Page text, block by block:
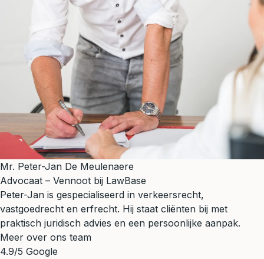
Mr. Peter-Jan De Meulenaere
Advocaat – Vennoot bij LawBase
Peter-Jan is gespecialiseerd in verkeersrecht,
vastgoedrecht en erfrecht. Hij staat cliënten bij met
praktisch juridisch advies en een persoonlijke aanpak.
Meer over ons team
4.9/5 Google